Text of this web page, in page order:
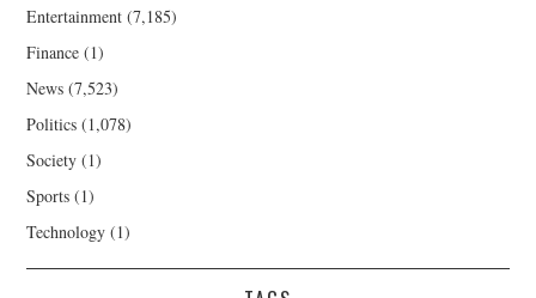
Entertainment (7,185)
Finance (1)
News (7,523)
Politics (1,078)
Society (1)
Sports (1)
Technology (1)